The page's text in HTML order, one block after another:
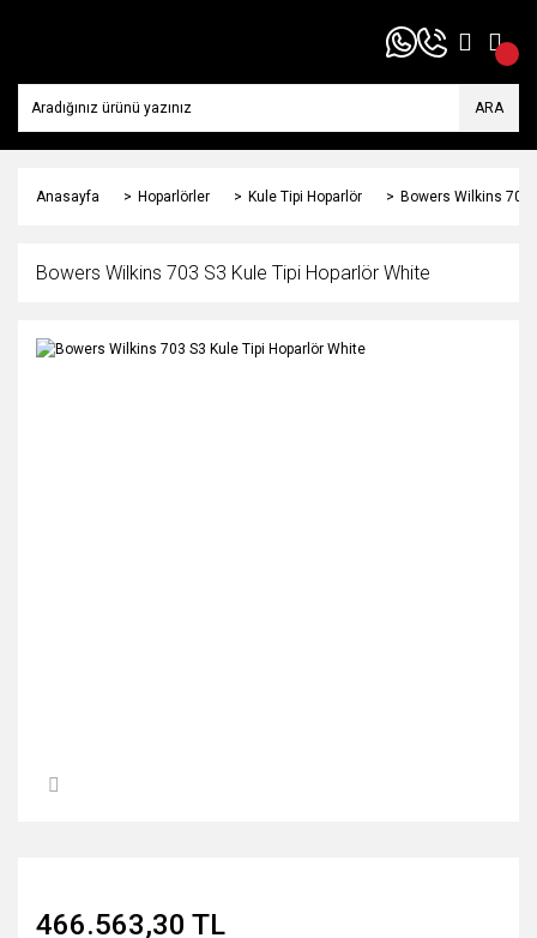
ARA
Anasayfa Hoparlörler Kule Tipi Hoparlör Bowers Wilkins 703
Bowers Wilkins 703 S3 Kule Tipi Hoparlör White
466.563,30 TL